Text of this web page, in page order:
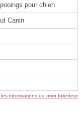
pour chien
Canin
les informations de mon toiletteur